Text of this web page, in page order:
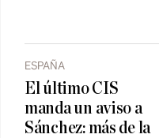
ESPAÑA
El último CIS
manda un aviso a
Sánchez: más de la